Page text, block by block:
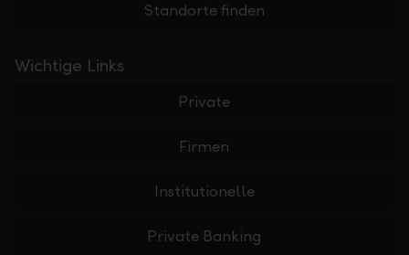
Standorte finden
Wichtige Links
Private
Firmen
Institutionelle
Private Banking